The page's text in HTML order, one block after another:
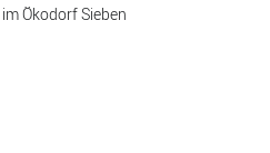
Ökodorf Sieben